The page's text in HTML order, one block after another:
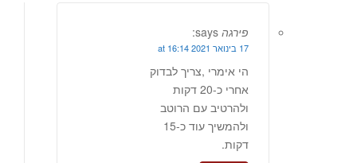
פירגה says:
17 בינואר 2021 at 16:14
הי אימרי ,צריך לבדוק
אחרי כ-20 דקות
ולהרטיב עם הרוטב
ולהמשיך עוד כ-15
דקות.